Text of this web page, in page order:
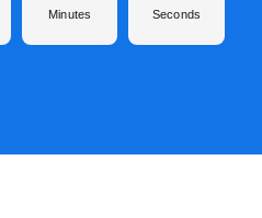
Minutes Seconds